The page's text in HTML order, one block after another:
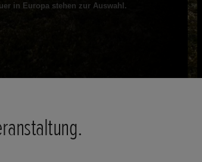
in Europa stehen zur Auswahl.